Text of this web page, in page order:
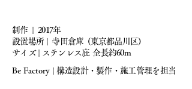
制作 | 2017年
設置場所 | 寺田倉庫 (東京都品川区)
サイズ | ステンレス庇 全長約60m
Be Factory | 構造設計・製作・施工管理を担当